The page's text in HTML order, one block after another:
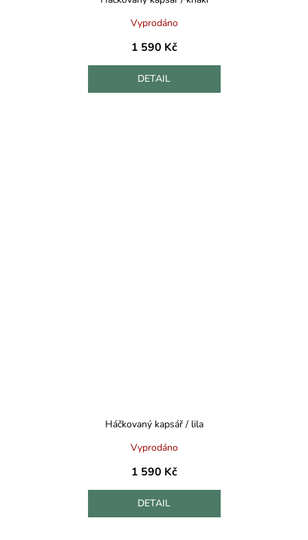
Vyprodáno
1 590 Kč
DETAIL
Háčkovaný kapsář / lila
Vyprodáno
1 590 Kč
DETAIL